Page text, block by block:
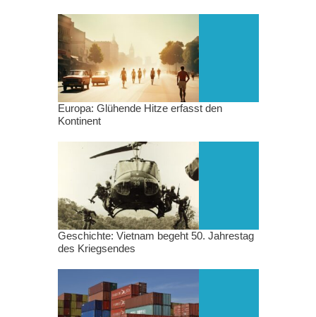
Europa: Glühende Hitze erfasst den
Kontinent
Geschichte: Vietnam begeht 50. Jahrestag
des Kriegsendes